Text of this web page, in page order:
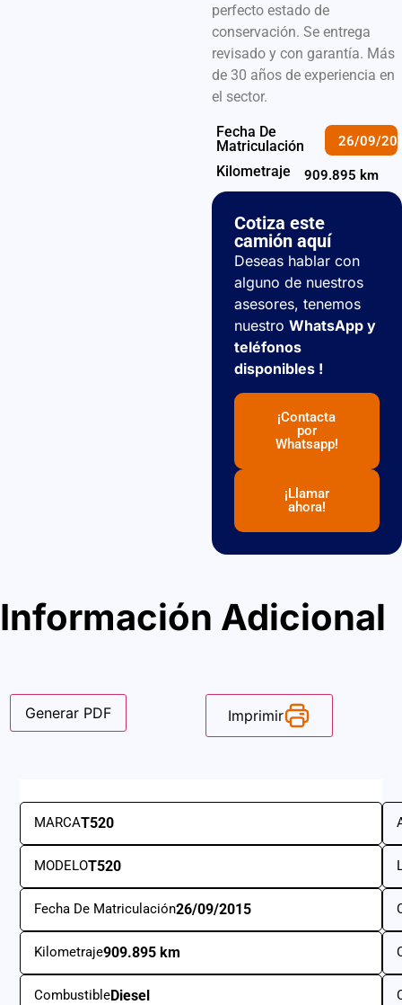
perfecto estado de
conservación. Se entrega
revisado y con garantía. Más
de 30 años de experiencia en
el sector.
Fecha De
Matriculación
26/09/
Kilometraje 909.895 km
Cotiza este
camión aquí
Deseas hablar con
alguno de nuestros
asesores, tenemos
nuestro WhatsApp y
teléfonos
disponibles !
¡Contacta
por
Whatsapp!
¡Llamar
ahora!
Información Adicional
Generar PDF Imprimir
MARCAT520
MODELOT520
Fecha De Matriculación26/09/2015
Kilometraje909.895 km
CombustibleDiesel